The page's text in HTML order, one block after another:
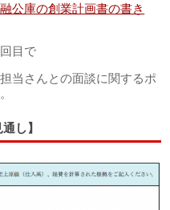
公庫の創業計画書の書き
目で
当さんとの面談に関するポ
し】